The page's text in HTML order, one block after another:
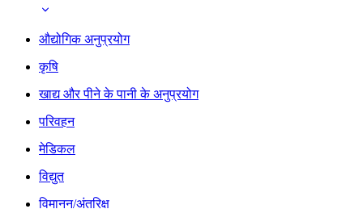
औद्योगिक अनुप्रयोग
कृषि
खाद्य और पीने के पानी के अनुप्रयोग
परिवहन
मेडिकल
विद्युत
विमानन/अंतरिक्ष